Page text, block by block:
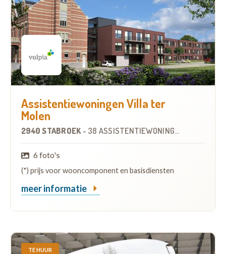
Assistentiewoningen Villa ter
Molen
2940 STABROEK - 38 ASSISTENTIEWONINGEN
6 foto's
(*) prijs voor wooncomponent en basisdiensten
meer informatie
TE HUUR